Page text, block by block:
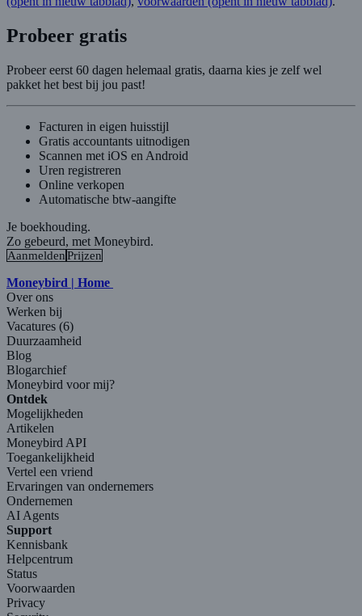
Probeer gratis
Probeer eerst 60 dagen helemaal gratis, daarna kies je zelf wel
pakket het best bij jou past!
Facturen in eigen huisstijl
Gratis accountants uitnodigen
Scannen met iOS en Android
Uren registreren
Online verkopen
Automatische btw-aangifte